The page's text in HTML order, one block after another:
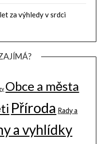
za výhledy v srdci
Obce a města
Příroda Rady a
a vyhlídky